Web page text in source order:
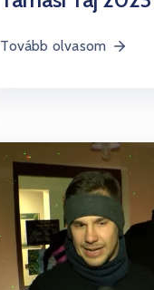
Tovább olvasom